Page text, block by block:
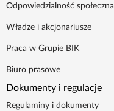
Odpowiedzialność społeczna
Władze i akcjonariusze
Praca w Grupie BIK
Biuro prasowe
Dokumenty i regulacje
Regulaminy i dokumenty